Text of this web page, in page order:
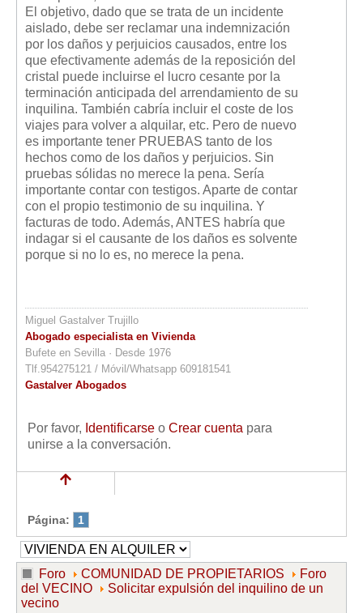
El objetivo, dado que se trata de un incidente
aislado, debe ser reclamar una indemnización
por los daños y perjuicios causados, entre los
que efectivamente además de la reposición del
cristal puede incluirse el lucro cesante por la
terminación anticipada del arrendamiento de su
inquilina. También cabría incluir el coste de los
viajes para volver a alquilar, etc. Pero de nuevo
es importante tener PRUEBAS tanto de los
hechos como de los daños y perjuicios. Sin
pruebas sólidas no merece la pena. Sería
importante contar con testigos. Aparte de contar
con el propio testimonio de su inquilina. Y
facturas de todo. Además, ANTES habría que
indagar si el causante de los daños es solvente
porque si no lo es, no merece la pena.
Miguel Gastalver Trujillo
Abogado especialista en Vivienda
Bufete en Sevilla · Desde 1976
Tlf.954275121 / Móvil/Whatsapp 609181541
Gastalver Abogados
Por favor, Identificarse o Crear cuenta para
unirse a la conversación.
Página: 1
Foro COMUNIDAD DE PROPIETARIOS
Foro
del VECINO
Solicitar expulsión del inquilino de un
vecino